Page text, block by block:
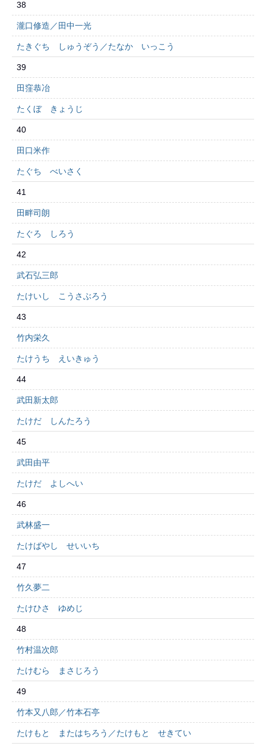
38
瀧口修造／田中一光
たきぐち しゅうぞう／たなか いっこう
39
田窪恭冶
たくぼ きょうじ
40
田口米作
たぐち べいさく
41
田畔司朗
たぐろ しろう
42
武石弘三郎
たけいし こうさぶろう
43
竹内栄久
たけうち えいきゅう
44
武田新太郎
たけだ しんたろう
45
武田由平
たけだ よしへい
46
武林盛一
たけばやし せいいち
47
竹久夢二
たけひさ ゆめじ
48
竹村温次郎
たけむら まさじろう
49
竹本又八郎／竹本石亭
たけもと またはちろう／たけもと せきてい